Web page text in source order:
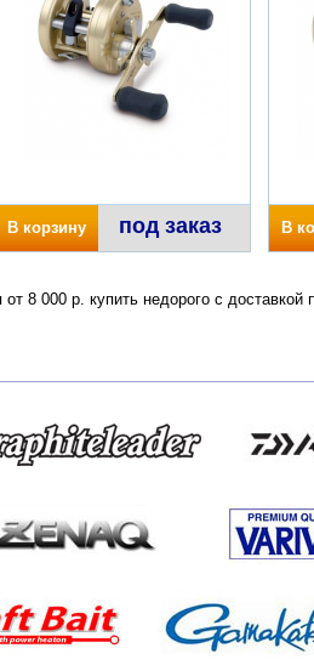
В корзину под заказ В
8 000 р. купить недорого с